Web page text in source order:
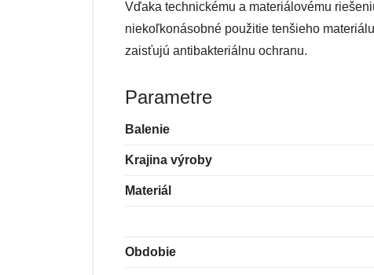
Vďaka technickému a materiálovému
niekoľkonásobné použitie tenšieho
zaisťujú antibakteriálnu ochranu.
Parametre
Balenie
Krajina výroby
Materiál
Obdobie